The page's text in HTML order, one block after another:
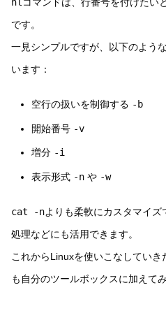
です。
一見シンプルですが、以下のよう
います：
空行の扱いを制御する -b
開始番号 -v
増分 -i
表示形式 -nや -w
cat -nよりも柔軟にカスタマイ
処理などにも活用できます。
これからLinuxを使いこなしていき
も自分のツールボックスに加えて